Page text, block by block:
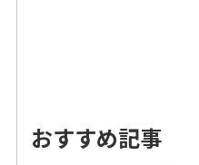
おすすめ記事